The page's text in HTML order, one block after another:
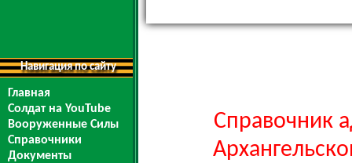
Навигация по сайту
Главная
Солдат на YouTube
Вооруженные Силы
Справочники
Документы
Справочник